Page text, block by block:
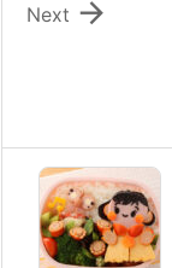

Next